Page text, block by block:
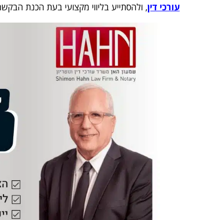
עורכי דין, ולהסתייע בליווי מקצועי בעת הכנת